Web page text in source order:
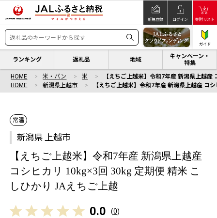
新規登録 ログイン 寄附リスト
ガイド
ランキング 返礼品 地域
キャンペーン・
特集
HOME 米・パン 米
【えちご上越米】令和7年産 新潟県上越
HOME
新潟県上越市 【えちご上越米】令和7年産 新潟県上越産 コ
常温
新潟県 上越市
【えちご上越米】令和7年産 新潟県上越産
コシヒカリ 10kg×3回 30kg 定期便 精米 こ
しひかり JAえちご上越
0.0 (0)